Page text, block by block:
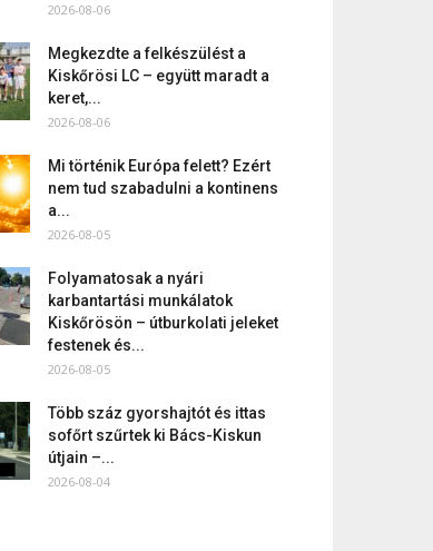
2026-08-06
Megkezdte a felkészülést a
Kiskőrösi LC – együtt maradt a
keret,...
2026-08-06
Mi történik Európa felett? Ezért
nem tud szabadulni a kontinens
a...
2026-08-05
Folyamatosak a nyári
karbantartási munkálatok
Kiskőrösön – útburkolati jeleket
festenek és...
2026-08-05
Több száz gyorshajtót és ittas
sofőrt szűrtek ki Bács-Kiskun
útjain –...
2026-08-04